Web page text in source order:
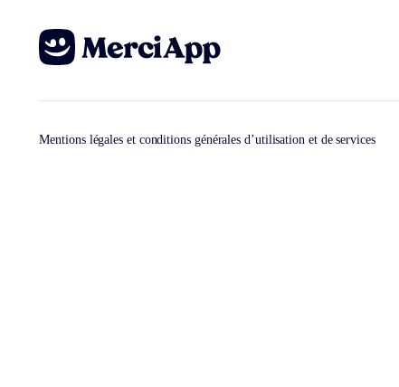
Mentions légales et conditions générales d’utilisation et de services